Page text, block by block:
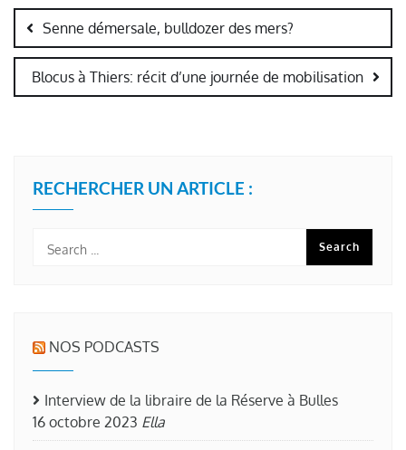
de
l’article
Senne démersale, bulldozer des mers?
Blocus à Thiers: récit d’une journée de mobilisation
RECHERCHER UN ARTICLE :
NOS PODCASTS
Interview de la libraire de la Réserve à Bulles
16 octobre 2023 Ella